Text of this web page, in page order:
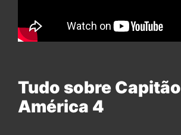
Tudo sobre Capitão
América 4